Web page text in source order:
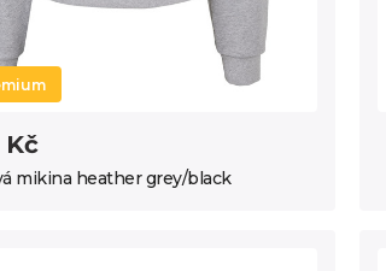
Kč
mikina heather grey/black